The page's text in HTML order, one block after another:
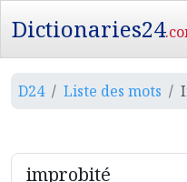
Dictionaries24
D24 Liste des mots